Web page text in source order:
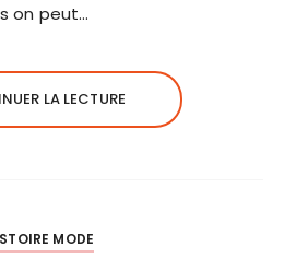
on peut…
LA LECTURE
MODE